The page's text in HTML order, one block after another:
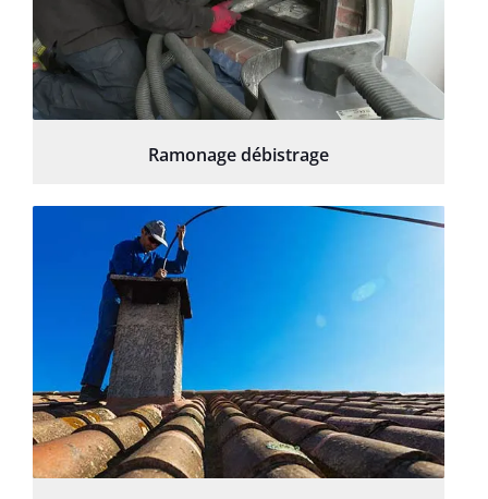
Ramonage débistrage